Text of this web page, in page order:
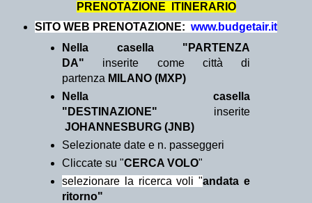
PRENOTAZIONE ITINERARIO
SITO WEB PRENOTAZIONE: www.budgetair.it
Nella casella "PARTENZA
DA" inserite come città di
partenza MILANO (MXP)
Nella casella
"DESTINAZIONE" inserite
JOHANNESBURG (JNB)
Selezionate date e n. passeggeri
Cliccate su "CERCA VOLO"
selezionare la ricerca voli "andata e
ritorno"